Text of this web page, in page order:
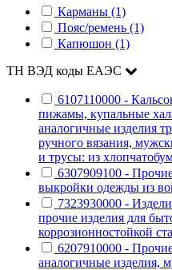
Карманы (1)
Пояс/ремень (1)
Капюшон (1)
ТН ВЭД коды ЕАЭС
6107110000 -
пижамы, купальные
аналогичные изделия
ручного вязания,
и трусы: из
6307909100 -
выкройки одежды из
7323930000 -
прочие изделия для
коррозионностойкой
6207910000 -
аналогичные изделия,